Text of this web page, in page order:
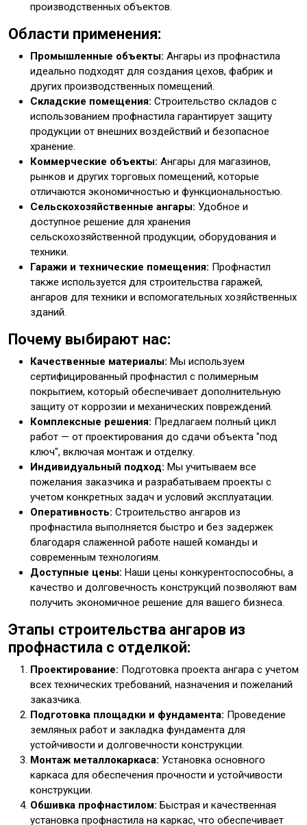
производственных объектов.
Области применения:
Промышленные объекты: Ангары из профнастила
идеально подходят для создания цехов, фабрик и
других производственных помещений.
Складские помещения: Строительство складов с
использованием профнастила гарантирует защиту
продукции от внешних воздействий и безопасное
хранение.
Коммерческие объекты: Ангары для магазинов,
рынков и других торговых помещений, которые
отличаются экономичностью и функциональностью.
Сельскохозяйственные ангары: Удобное и
доступное решение для хранения
сельскохозяйственной продукции, оборудования и
техники.
Гаражи и технические помещения: Профнастил
также используется для строительства гаражей,
ангаров для техники и вспомогательных хозяйственных
зданий.
Почему выбирают нас:
Качественные материалы: Мы используем
сертифицированный профнастил с полимерным
покрытием, который обеспечивает дополнительную
защиту от коррозии и механических повреждений.
Комплексные решения: Предлагаем полный цикл
работ — от проектирования до сдачи объекта "под
ключ", включая монтаж и отделку.
Индивидуальный подход: Мы учитываем все
пожелания заказчика и разрабатываем проекты с
учетом конкретных задач и условий эксплуатации.
Оперативность: Строительство ангаров из
профнастила выполняется быстро и без задержек
благодаря слаженной работе нашей команды и
современным технологиям.
Доступные цены: Наши цены конкурентоспособны, а
качество и долговечность конструкций позволяют вам
получить экономичное решение для вашего бизнеса.
Этапы строительства ангаров из
профнастила с отделкой:
Проектирование: Подготовка проекта ангара с учетом
всех технических требований, назначения и пожеланий
заказчика.
Подготовка площадки и фундамента: Проведение
земляных работ и закладка фундамента для
устойчивости и долговечности конструкции.
Монтаж металлокаркаса: Установка основного
каркаса для обеспечения прочности и устойчивости
конструкции.
Обшивка профнастилом: Быстрая и качественная
установка профнастила на каркас, что обеспечивает